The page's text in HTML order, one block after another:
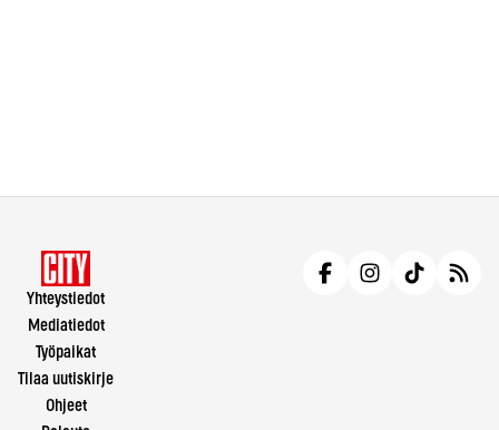
Yhteystiedot
Mediatiedot
Työpaikat
Tilaa uutiskirje
Ohjeet